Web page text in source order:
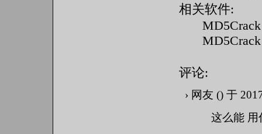
相关软件:
评论:
› 网友 () 于
这么能 用